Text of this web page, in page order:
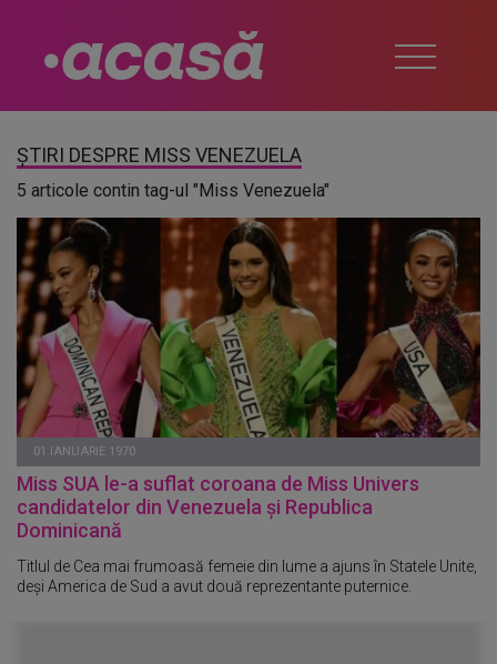
ȘTIRI DESPRE MISS VENEZUELA
5 articole contin tag-ul "Miss Venezuela"
01 IANUARIE 1970
Miss SUA le-a suflat coroana de Miss Univers
candidatelor din Venezuela și Republica
Dominicană
Titlul de Cea mai frumoasă femeie din lume a ajuns în Statele Unite,
deși America de Sud a avut două reprezentante puternice.